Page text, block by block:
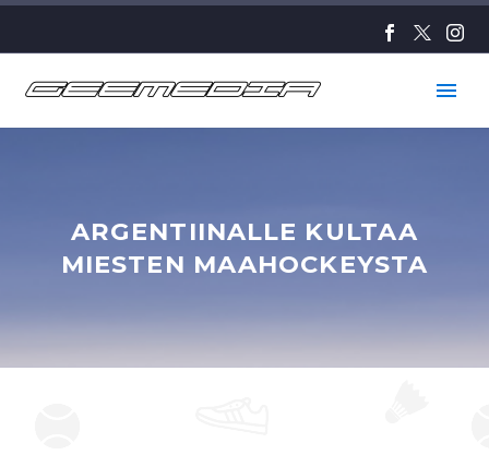
ARGENTIINALLE KULTAA
MIESTEN MAAHOCKEYSTA